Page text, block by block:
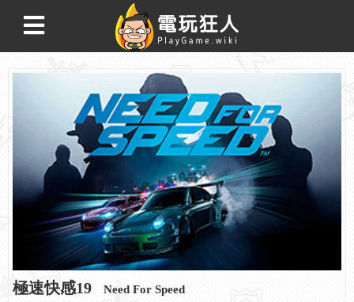
極速快感19 Need For Speed